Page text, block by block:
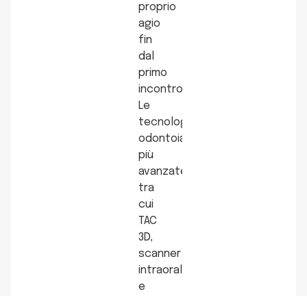
proprio
agio
fin
dal
primo
incontro.
Le
tecnologie
odontoiatriche
più
avanzate,
tra
cui
TAC
3D,
scanner
intraorale
e